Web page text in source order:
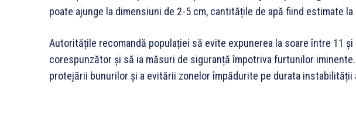
poate ajunge la dimensiuni de 2-5 cm, cantitățile de apă fiind estimate
Autoritățile recomandă populației să evite expunerea la soare între 11 și
corespunzător și să ia măsuri de siguranță împotriva furtunilor
protejării bunurilor și a evitării zonelor împădurite pe durata instabilității